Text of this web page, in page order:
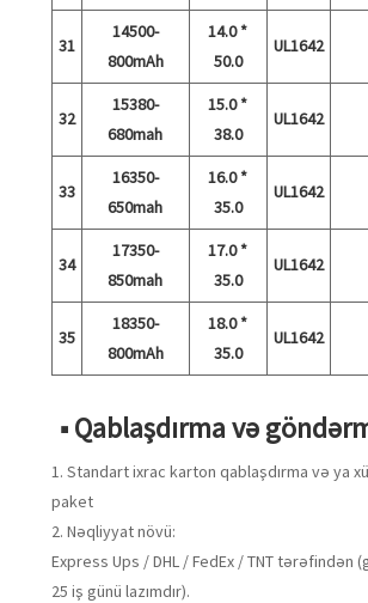
31
14500-
800mAh
14.0 *
50.0
UL1642
32
15380-
680mah
15.0 *
38.0
UL1642
33
16350-
650mah
16.0 *
35.0
UL1642
34
17350-
850mah
17.0 *
35.0
UL1642
35
18350-
800mAh
18.0 *
35.0
UL1642
■ Qablaşdırma və
1. Standart ixrac karton qablaşdırma və ya
paket
2. Nəqliyyat növü:
Express Ups / DHL / FedEx / TNT tərəfindən
25 iş günü lazımdır).